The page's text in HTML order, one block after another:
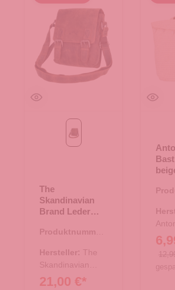
tan
The
Skandinavian
Brand Leder
Hunter - tan
Produktnummer:
Hersteller: The
Skandinavian
Brand
21,00 €*